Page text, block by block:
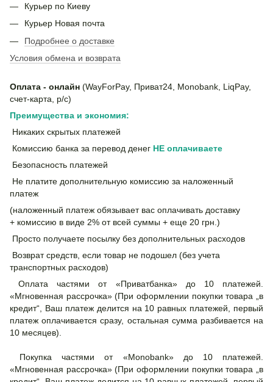
Курьер по Киеву
Курьер Новая почта
Подробнее о доставке
Условия обмена и возврата
Оплата - онлайн (WayForPay, Приват24, Monobank, LiqPay,
счет-карта, р/с)
Преимущества и экономия:
Никаких скрытых платежей
Комиссию банка за перевод денег НЕ оплачиваете
Безопасность платежей
Не платите дополнительную комиссию за наложенный
платеж
(наложенный платеж обязывает вас оплачивать доставку
+ комиссию в виде 2% от всей суммы + еще 20 грн.)
Просто получаете посылку без дополнительных расходов
Возврат средств, если товар не подошел (без учета
транспортных расходов)
Оплата частями от «Приватбанка» до 10 платежей.
«Мгновенная рассрочка» (При оформлении покупки товара „в
кредит“, Ваш платеж делится на 10 равных платежей, первый
платеж оплачивается сразу, остальная сумма разбивается на
10 месяцев).
Покупка частями от «Monobank» до 10 платежей.
«Мгновенная рассрочка» (При оформлении покупки товара „в